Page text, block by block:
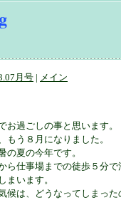
月号 | メイン
お過ごしの事と思います。
もう８月になりました。
の夏の今年です。
ら仕事場までの徒歩５分
まいます。
候は、どうなってしまっ